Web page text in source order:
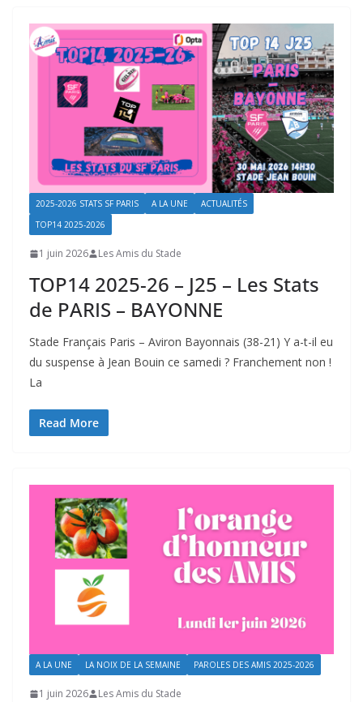
2025-2026 STATS SF PARIS A LA UNE
ACTUALITÉS
TOP14 2025-2026
1 juin 2026 Les Amis du Stade
TOP14 2025-26 – J25 – Les Stats
de PARIS – BAYONNE
Stade Français Paris – Aviron Bayonnais (38-21) Y a-t-il eu
du suspense à Jean Bouin ce samedi ? Franchement non !
La
Read More
A LA UNE LA NOIX DE LA SEMAINE PAROLES DES AMIS 2025-2026
1 juin 2026 Les Amis du Stade